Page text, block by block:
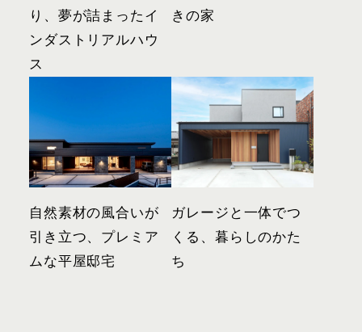
り、夢が詰まったイ
ンダストリアルハウ
ス
きの家
自然素材の風合いが
引き立つ、プレミア
ムな平屋邸宅
ガレージと一体でつ
くる、暮らしのかた
ち